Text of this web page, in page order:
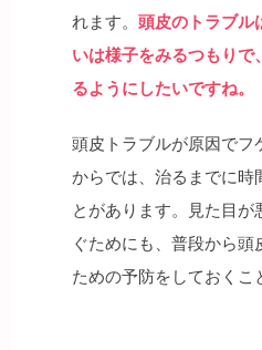
れます。 頭皮のトラブル
いは様子をみるつもりで
るようにしたいですね。
頭皮トラブルが原因でフ
からでは、治るまでに時
とがあります。見た目
ぐためにも、普段から
ための予防をしておくこ